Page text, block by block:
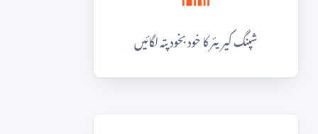
شپنگ کیریئر کا خود بخود پتہ لگائیں